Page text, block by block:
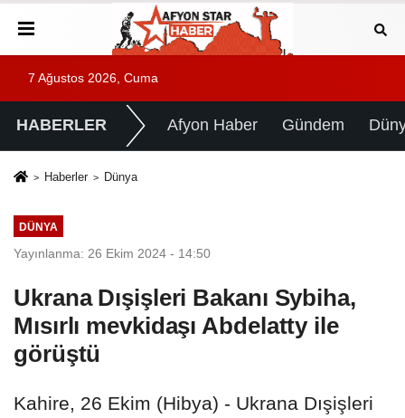
7 Ağustos 2026, Cuma
HABERLER Afyon Haber Gündem
Haberler Dünya
DÜNYA
Yayınlanma: 26 Ekim 2024 - 14:50
Ukrana Dışişleri Bakanı Sybiha,
Mısırlı mevkidaşı Abdelatty ile
görüştü
Kahire, 26 Ekim (Hibya) - Ukrana Dışişleri